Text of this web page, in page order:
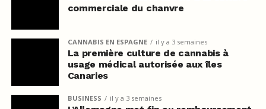
commerciale du chanvre
CANNABIS EN ESPAGNE il y a 3 semaines
La première culture de cannabis à
usage médical autorisée aux îles
Canaries
BUSINESS il y a 3 semaines